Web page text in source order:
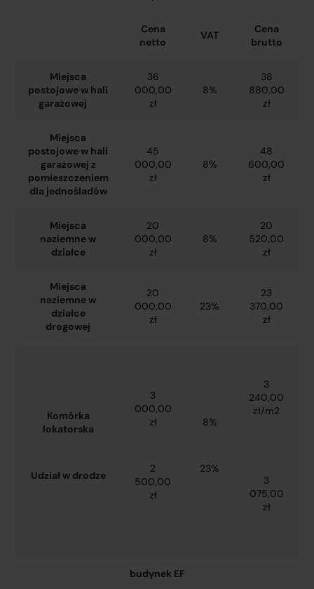
Cena
netto
VAT
Cena
brutto
Miejsca
postojowe w hali
garażowej
36
000,00
zł
8%
38
880,00
zł
Miejsca
postojowe w hali
garażowej z
pomieszczeniem
dla jednośladów
45
000,00
zł
8%
48
600,00
zł
Miejsca
naziemne w
działce
20
000,00
zł
8%
20
520,00
zł
Miejsca
naziemne w
działce
drogowej
20
000,00
zł
23%
23
370,00
zł
Komórka
lokatorska
Udział w drodze
3
000,00
zł
2
500,00
zł
8%
23%
3
240,00
zł/m2
3
075,00
zł
budynek EF